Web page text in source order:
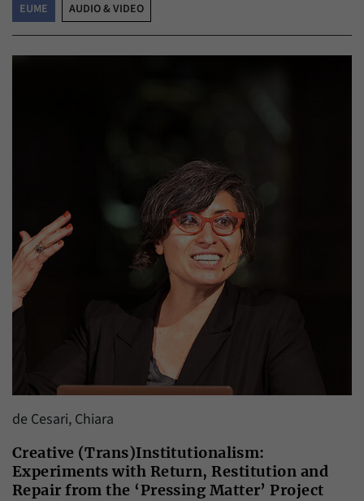
EUME AUDIO & VIDEO
de Cesari, Chiara
Creative (Trans)Institutionalism:
Experiments with Return, Restitution and
Repair from the ‘Pressing Matter’ Project